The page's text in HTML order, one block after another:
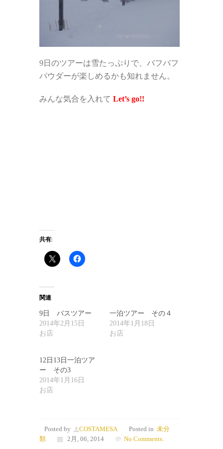
9日のツアーは雪たっぷりで、バフバフ
パウダーが楽しめるかも知れません。
みんな気合を入れて Let’s go!!
共有:
関連
9日 バスツアー
2014年2月15日
お店
一泊ツアー その４
2014年1月18日
お店
12日13日一泊ツア
ー その3
2014年1月16日
お店
Posted by COSTAMESA Posted in 未分
類
2月, 06, 2014 No Comments.